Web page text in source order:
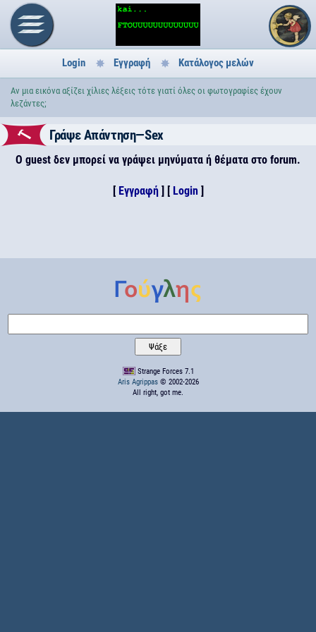
Login Εγγραφή Κατάλογος μελών
Aν μια εικόνα αξίζει χίλιες λέξεις τότε γιατί όλες οι φωτογραφίες έχουν
λεζάντες;
Γράψε Απάντηση—Sex
Ο guest δεν μπορεί να γράψει μηνύματα ή θέματα στο forum.
[ Εγγραφή] [ Login ]
Strange Forces 7.1
Aris Agrippas© 2002-2026
All right, got me.